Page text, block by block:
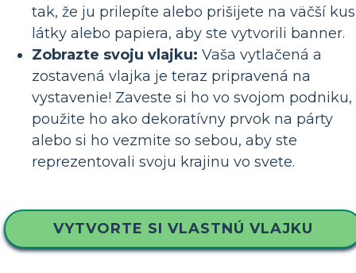
tak, že ju prilepíte alebo prišijete na väčší kus
látky alebo papiera, aby ste vytvorili banner.
Zobrazte svoju vlajku: Vaša vytlačená a
zostavená vlajka je teraz pripravená na
vystavenie! Zaveste si ho vo svojom podniku,
použite ho ako dekoratívny prvok na párty
alebo si ho vezmite so sebou, aby ste
reprezentovali svoju krajinu vo svete.
VYTVORTE SI VLASTNÚ VLAJKU